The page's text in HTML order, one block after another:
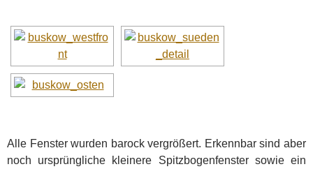
Alle Fenster wurden barock vergrößert. Erkennbar sind aber
noch ursprüngliche kleinere Spitzbogenfenster sowie ein